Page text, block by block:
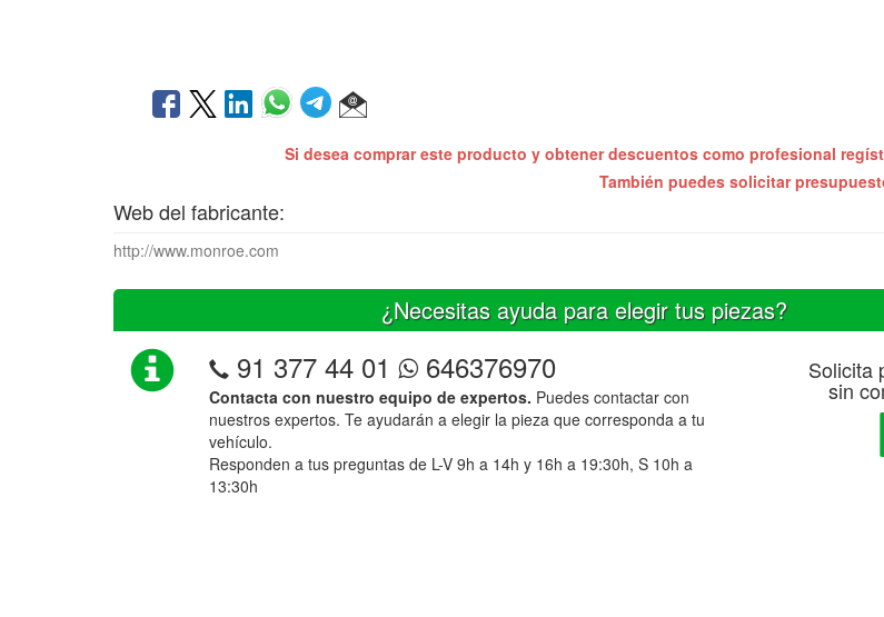
Si desea comprar este producto y obtener descuentos como profesional
También puedes solicitar
Web del fabricante:
http://www.monroe.com
¿Necesitas ayuda para elegir tus piezas?
91 377 44 01 646376970
Contacta con nuestro equipo de expertos. Puedes contactar con
nuestros expertos. Te ayudarán a elegir la pieza que corresponda a tu
vehículo.
Responden a tus preguntas de L-V 9h a 14h y 16h a 19:30h, S 10h a
13:30h
Solicita
sin